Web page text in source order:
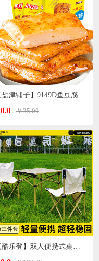
【盐津铺子】9149D鱼豆腐原味360g
0.0 ￥35.00